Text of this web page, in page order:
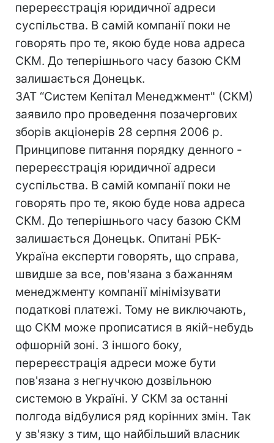
перереєстрація юридичної адреси
суспільства. В самій компанії поки не
говорять про те, якою буде нова адреса
СКМ. До теперішнього часу базою СКМ
залишається Донецьк.
ЗАТ “Систем Кепітал Менеджмент" (СКМ)
заявило про проведення позачергових
зборів акціонерів 28 серпня 2006 р.
Принципове питання порядку денного -
перереєстрація юридичної адреси
суспільства. В самій компанії поки не
говорять про те, якою буде нова адреса
СКМ. До теперішнього часу базою СКМ
залишається Донецьк. Опитані РБК-
Україна експерти говорять, що справа,
швидше за все, пов'язана з бажанням
менеджменту компанії мінімізувати
податкові платежі. Тому не виключають,
що СКМ може прописатися в якій-небудь
офшорній зоні. З іншого боку,
перереєстрація адреси може бути
пов'язана з негнучкою дозвільною
системою в Україні. У СКМ за останні
полгода відбулися ряд корінних змін. Так
у зв'язку з тим, що найбільший власник